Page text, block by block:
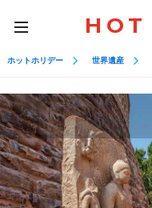
toggle
navigation
HOT
ホットホリデー 世界遺産